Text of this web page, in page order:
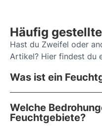
Häufig
Hast du Zweifel oder
Artikel? Hier findest du
Was ist ein
Welche
Feuchtgebiete?